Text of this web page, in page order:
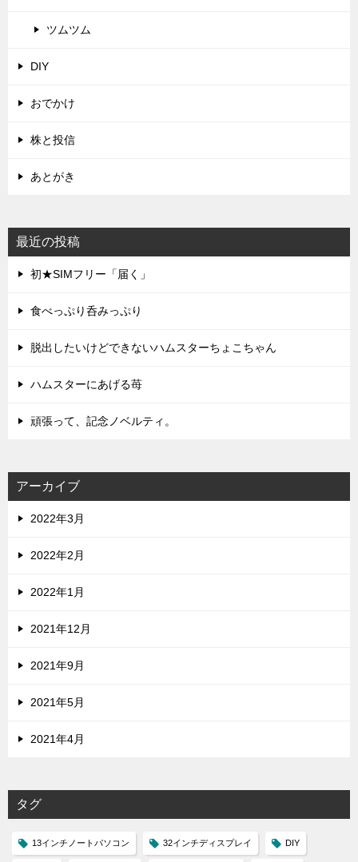
ツムツム
DIY
おでかけ
株と投信
あとがき
最近の投稿
初★SIMフリー「届く」
食べっぷり呑みっぷり
脱出したいけどできないハムスターちょこちゃん
ハムスターにあげる苺
頑張って、記念ノベルティ。
アーカイブ
2022年3月
2022年2月
2022年1月
2021年12月
2021年9月
2021年5月
2021年4月
タグ
13インチノートパソコン 32インチディスプレイ DIY